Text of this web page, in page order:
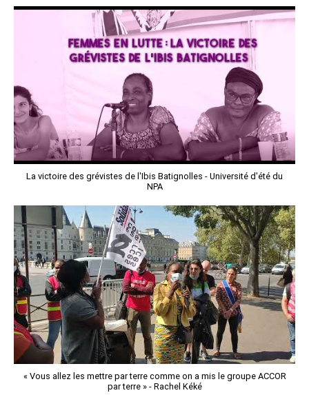
La victoire des grévistes de l'Ibis Batignolles - Université d'été du
NPA
« Vous allez les mettre par terre comme on a mis le groupe ACCOR
par terre » - Rachel Kéké